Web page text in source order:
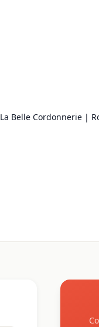
La Belle Cordonnerie |